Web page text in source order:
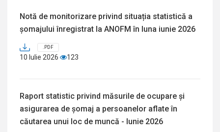
Notă de monitorizare privind situația statistică a
șomajului înregistrat la ANOFM în luna iunie 2026
.PDF
10 Iulie 2026 123
Raport statistic privind măsurile de ocupare și
asigurarea de șomaj a persoanelor aflate în
căutarea unui loc de muncă - Iunie 2026